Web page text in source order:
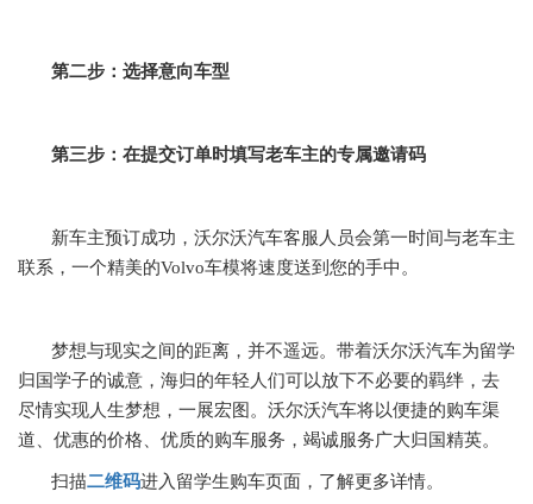
第二步：选择意向车型
第三步：在提交订单时填写老车主的专属邀请码
新车主预订成功，沃尔沃汽车客服人员会第一时间与老车主
联系，一个精美的Volvo车模将速度送到您的手中。
梦想与现实之间的距离，并不遥远。带着沃尔沃汽车为留学
归国学子的诚意，海归的年轻人们可以放下不必要的羁绊，去
尽情实现人生梦想， 一展宏图 。沃尔沃汽车将以便捷的购车渠
道、优惠的价格、优质的购车服务，竭诚服务广大归国精英。
扫描二维码进入留学生购车页面，了解更多详情。